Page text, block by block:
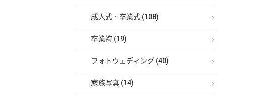
成人式・卒業式 (108)
卒業袴 (19)
フォトウェディング (40)
家族写真 (14)